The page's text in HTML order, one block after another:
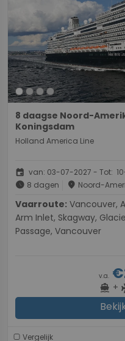
8 daagse Noord-
Koningsdam
Holland America Line
event van: 03-07-2027 - Tot:
schedule 8 dagen place Noord-
Vaarroute:
Arm Inlet, Skagway,
Passage, Vancouver
v.a.
directions_boat +
Vergelijk